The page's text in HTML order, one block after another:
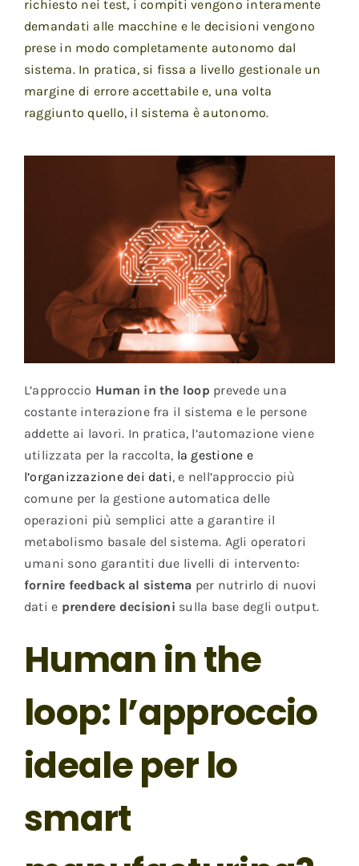
richiesto nei test, i compiti vengono interamente
demandati alle macchine e le decisioni vengono
prese in modo completamente autonomo dal
sistema. In pratica, si fissa a livello gestionale un
margine di errore accettabile e, una volta
raggiunto quello, il sistema è autonomo.
L’approccio Human in the loop prevede una
costante interazione fra il sistema e le persone
addette ai lavori. In pratica, l’automazione viene
utilizzata per la raccolta, la gestione e
l’organizzazione dei dati, e nell’approccio più
comune per la gestione automatica delle
operazioni più semplici atte a garantire il
metabolismo basale del sistema. Agli operatori
umani sono garantiti due livelli di intervento:
fornire feedback al sistema per nutrirlo di nuovi
dati e prendere decisioni sulla base degli output.
Human in the
loop: l’approccio
ideale per lo
smart